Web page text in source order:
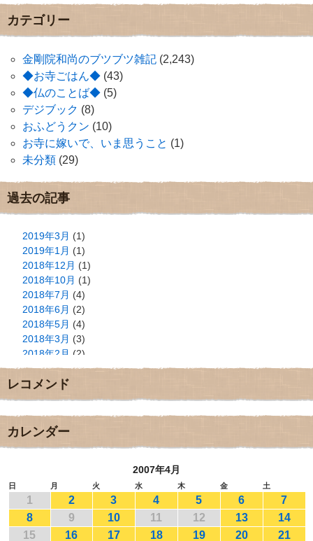
カテゴリー
金剛院和尚のブツブツ雑記 (2,243)
◆お寺ごはん◆ (43)
◆仏のことば◆ (5)
デジブック (8)
おふどうクン (10)
お寺に嫁いで、いま思うこと (1)
未分類 (29)
過去の記事
2019年3月 (1)
2019年1月 (1)
2018年12月 (1)
2018年10月 (1)
2018年7月 (4)
2018年6月 (2)
2018年5月 (4)
2018年3月 (3)
2018年2月 (2)
2018年1月(2)
2017年12月
2017年11月(3)
2017年9月
2017年8月
2017年5月
2017年4月(2)
2017年3月(1)
2017年2月(1)
レコメンド
カレンダー
2007年4月
日 月 火 水 木 金 土
1 2 3 4 5 6
7
8
9 10 11 12 13
14
15
16 17 18 19 20 21